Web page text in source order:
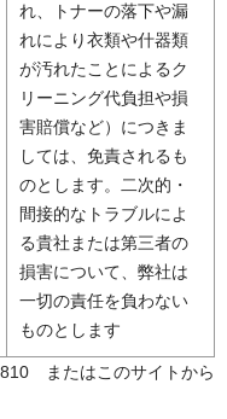
れ、トナーの落下や漏
れにより衣類や什器類
が汚れたことによるク
リーニング代負担や損
害賠償など）につきま
しては、免責されるも
のとします。二次的・
間接的なトラブルによ
る貴社または第三者の
損害について、弊社は
一切の責任を負わない
ものとします
またはこのサイトから